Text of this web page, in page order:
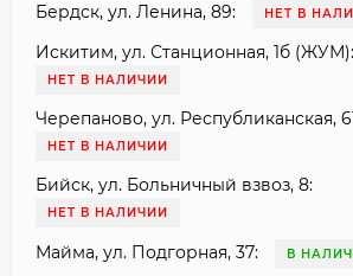
Бердск, ул. Ленина, 89: НЕТ В
Искитим, ул. Станционная, 1б (ЖУМ):
НЕТ В НАЛИЧИИ
Черепаново, ул. Республиканская,
НЕТ В НАЛИЧИИ
Бийск, ул. Больничный взвоз, 8:
НЕТ В НАЛИЧИИ
Майма, ул. Подгорная, 37: В